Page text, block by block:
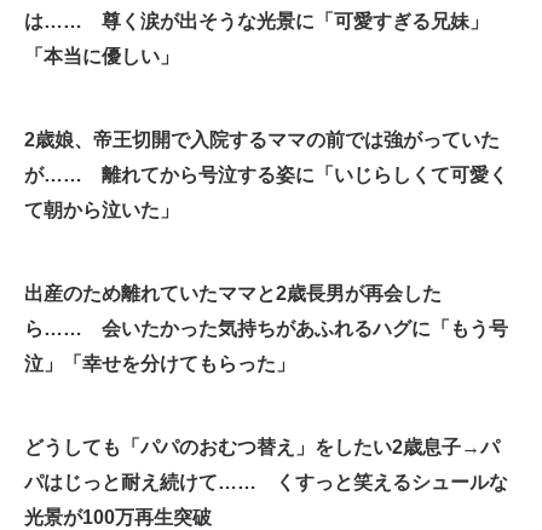
進化するPCとデバイスの未来
ビジネスと働き方のヒント
経営リーダーのコミュニティ
企業向けIT製品の総合サイト
IT製品の技術・比較・事例
は…… 尊く涙が出そうな光景に「可愛すぎる兄妹」
「本当に優しい」
2歳娘、帝王切開で入院するママの前では強がっていた
が…… 離れてから号泣する姿に「いじらしくて可愛く
て朝から泣いた」
出産のため離れていたママと2歳長男が再会した
ら…… 会いたかった気持ちがあふれるハグに「もう号
泣」「幸せを分けてもらった」
どうしても「パパのおむつ替え」をしたい2歳息子→パ
パはじっと耐え続けて…… くすっと笑えるシュールな
光景が100万再生突破